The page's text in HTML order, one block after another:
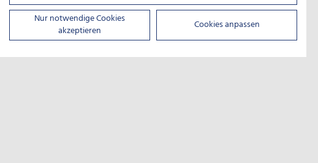
Nur notwendige Cookies
akzeptieren
Cookies anpassen